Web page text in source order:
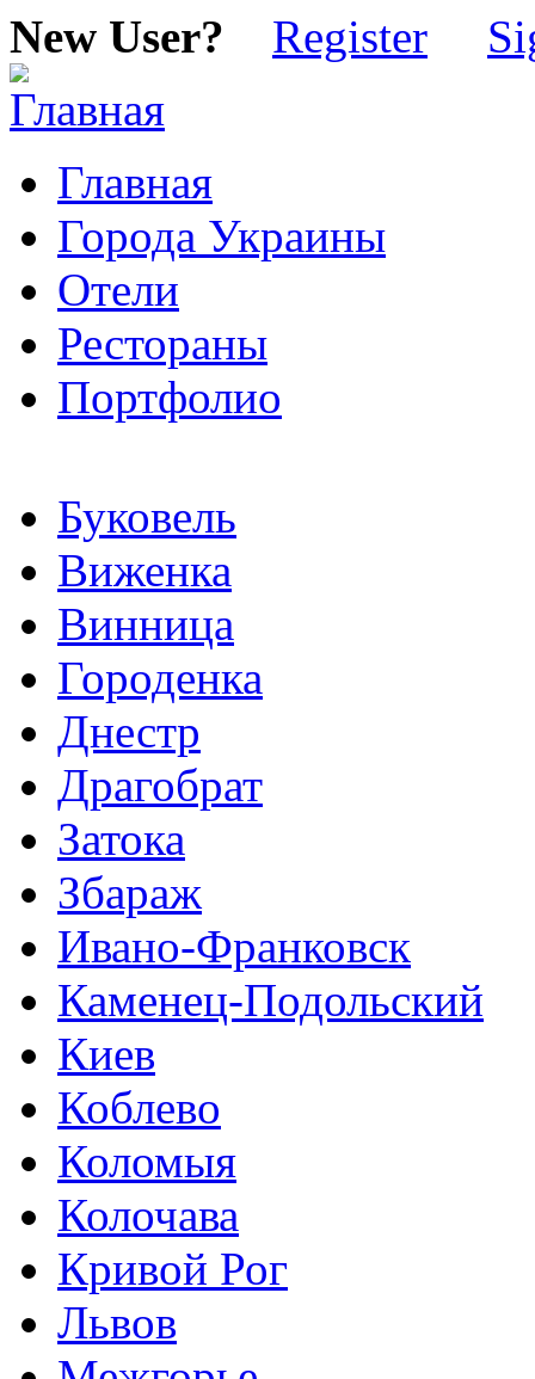
New User? Register
Главная
Города Украины
Отели
Рестораны
Портфолио
Буковель
Виженка
Винница
Городенка
Днестр
Драгобрат
Затока
Збараж
Ивано-Франковск
Каменец-Подольский
Киев
Коблево
Коломыя
Колочава
Кривой Рог
Львов